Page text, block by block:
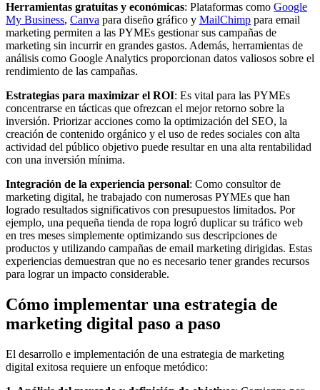
Herramientas gratuitas y económicas: Plataformas como Google
My Business, Canva para diseño gráfico y MailChimp para email
marketing permiten a las PYMEs gestionar sus campañas de
marketing sin incurrir en grandes gastos. Además, herramientas de
análisis como Google Analytics proporcionan datos valiosos sobre el
rendimiento de las campañas.
Estrategias para maximizar el ROI: Es vital para las PYMEs
concentrarse en tácticas que ofrezcan el mejor retorno sobre la
inversión. Priorizar acciones como la optimización del SEO, la
creación de contenido orgánico y el uso de redes sociales con alta
actividad del público objetivo puede resultar en una alta rentabilidad
con una inversión mínima.
Integración de la experiencia personal: Como consultor de
marketing digital, he trabajado con numerosas PYMEs que han
logrado resultados significativos con presupuestos limitados. Por
ejemplo, una pequeña tienda de ropa logró duplicar su tráfico web
en tres meses simplemente optimizando sus descripciones de
productos y utilizando campañas de email marketing dirigidas. Estas
experiencias demuestran que no es necesario tener grandes recursos
para lograr un impacto considerable.
Cómo implementar una estrategia de
marketing digital paso a paso
El desarrollo e implementación de una estrategia de marketing
digital exitosa requiere un enfoque metódico: